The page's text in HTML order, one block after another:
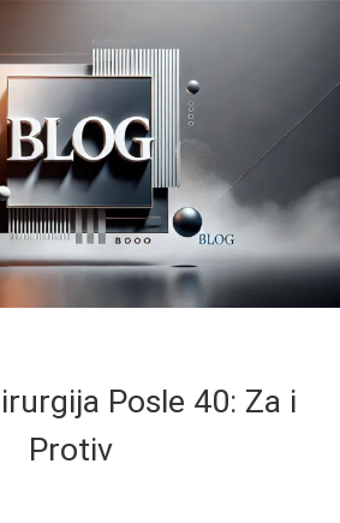
Posle 40: Za i
Protiv